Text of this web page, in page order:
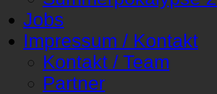
Jobs
Impressum / Kontakt
Kontakt / Team
Partner